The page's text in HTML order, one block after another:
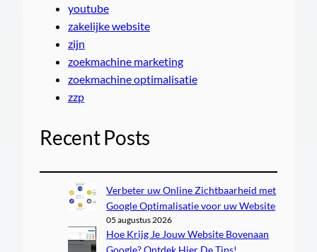
youtube
zakelijke website
zijn
zoekmachine marketing
zoekmachine optimalisatie
zzp
Recent Posts
Verbeter uw Online Zichtbaarheid met
Google Optimalisatie voor uw Website
05 augustus 2026
Hoe Krijg Je Jouw Website Bovenaan
Google? Ontdek Hier De Tips!